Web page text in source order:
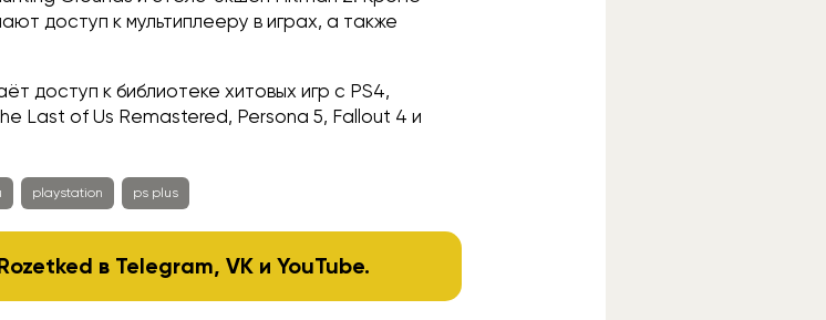
доступ к мультиплееру в играх, а также
доступ к библиотеке хитовых игр с PS4,
Last of Us Remastered, Persona 5, Fallout 4 и
playstation ps plus
в Telegram,VK иYouTube.